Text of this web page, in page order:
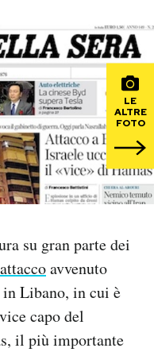
Mondiali calcio 2026
LE
ALTRE
FOTO
su gran parte dei
avvenuto
Libano, in cui è
capo del
il più importante